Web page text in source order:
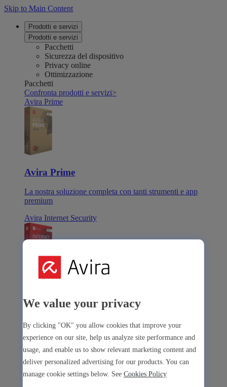
Skip to Main Content
Prodotti e servizi
Prodotti e servizi
Pacchetti
Sicurezza del dispositivo
Privacy online
Ottimizzazione
Pacchetti
Confronta prodotti e servizi>
Avira Prime
Avira Prime
La nostra soluzione completa con tanti strumenti e app
premium
Avira Internet Security
La nostra soluzione 3 in 1 con tanti strumenti premium
Free Security
We value your privacy
By clicking "OK" you allow cookies that improve your
experience on our site, help us analyze site performance and
usage, and enable us to show relevant marketing content and
deliver personalized advertising for our products. You can
manage cookie settings below. See Cookies Policy